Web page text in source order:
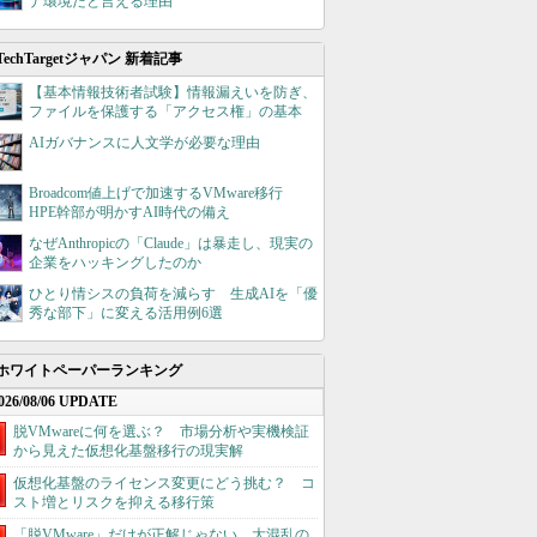
ジャパン 新着記事
【基本情報技術者試験】情報漏えいを防ぎ、
ファイルを保護する「アクセス権」の基本
AIガバナンスに人文学が必要な理由
Broadcom値上げで加速するVMware移行
HPE幹部が明かすAI時代の備え
なぜAnthropicの「Claude」は暴走し、現実の
企業をハッキングしたのか
ひとり情シスの負荷を減らす 生成AIを「優
秀な部下」に変える活用例6選
ワイトペーパーランキング
08/06 UPDATE
脱VMwareに何を選ぶ？ 市場分析や実機検証
から見えた仮想化基盤移行の現実解
仮想化基盤のライセンス変更にどう挑む？ コ
スト増とリスクを抑える移行策